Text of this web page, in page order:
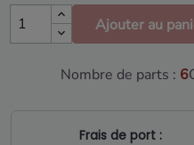
Ajouter au
Nombre de parts : 6
Frais de port :